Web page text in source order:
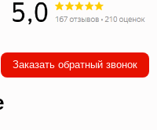
Заказать обратный звонок